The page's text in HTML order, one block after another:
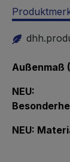
Außenmaß
NEU:
NEU: